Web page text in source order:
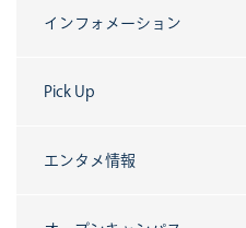
インフォメーション
Pick Up
エンタメ情報